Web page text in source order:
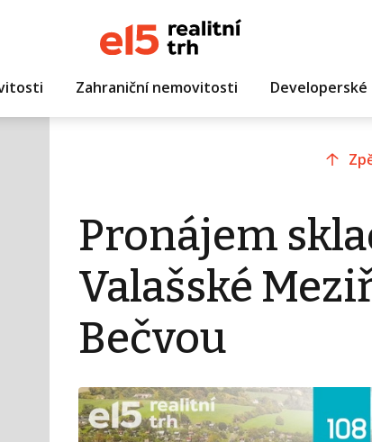
Zahraniční nemovitosti
Pronájem
Valašské
Bečvou